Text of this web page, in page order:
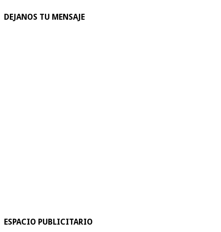
DEJANOS TU MENSAJE
ESPACIO PUBLICITARIO